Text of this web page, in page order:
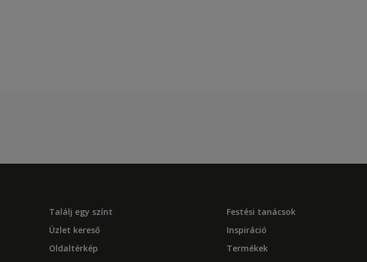
Találj egy színt
Üzlet kereső
Oldaltérkép
Festési tanácsok
Inspiráció
Termékek